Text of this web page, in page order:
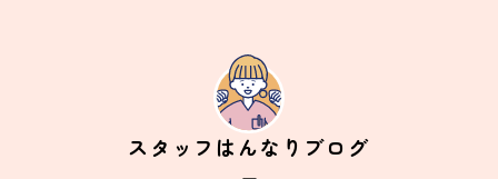
スタッフはんなりブログ